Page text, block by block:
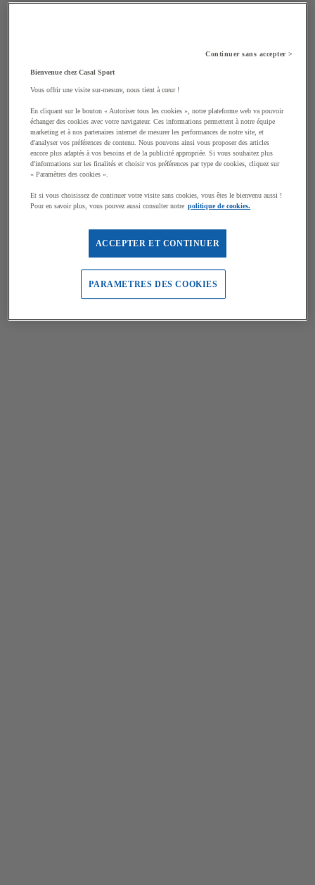
Continuer sans accepter >
Bienvenue chez Casal Sport
Vous offrir une visite sur-mesure, nous tient à cœur !
En cliquant sur le bouton « Autoriser tous les cookies », notre plateforme web va pouvoir
échanger des cookies avec votre navigateur. Ces informations permettent à notre équipe
marketing et à nos partenaires internet de mesurer les performances de notre site, et
d'analyser vos préférences de contenu. Nous pouvons ainsi vous proposer des articles
encore plus adaptés à vos besoins et de la publicité appropriée. Si vous souhaitez plus
d'informations sur les finalités et choisir vos préférences par type de cookies, cliquez sur
« Paramètres des cookies ».
Et si vous choisissez de continuer votre visite sans cookies, vous êtes le bienvenu aussi !
Pour en savoir plus, vous pouvez aussi consulter notre politique de cookies.
ACCEPTER ET CONTINUER
PARAMETRES DES COOKIES